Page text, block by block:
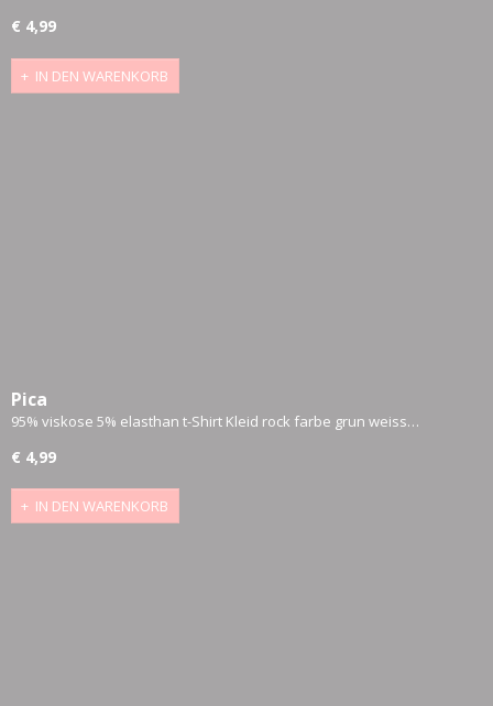
€ 4,99
IN DEN WARENKORB
Pica
95% viskose 5% elasthan t-Shirt Kleid rock farbe grun weiss…
€ 4,99
IN DEN WARENKORB